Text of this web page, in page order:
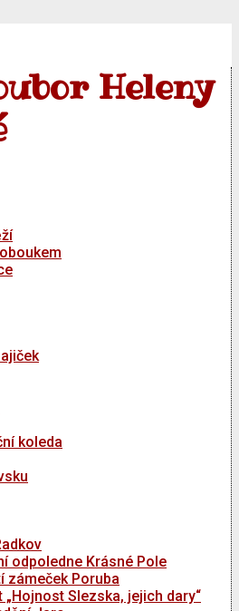
Heleny
koleda
odpoledne Krásné Pole
zámeček Poruba
„Hojnost Slezska, jejich dary“